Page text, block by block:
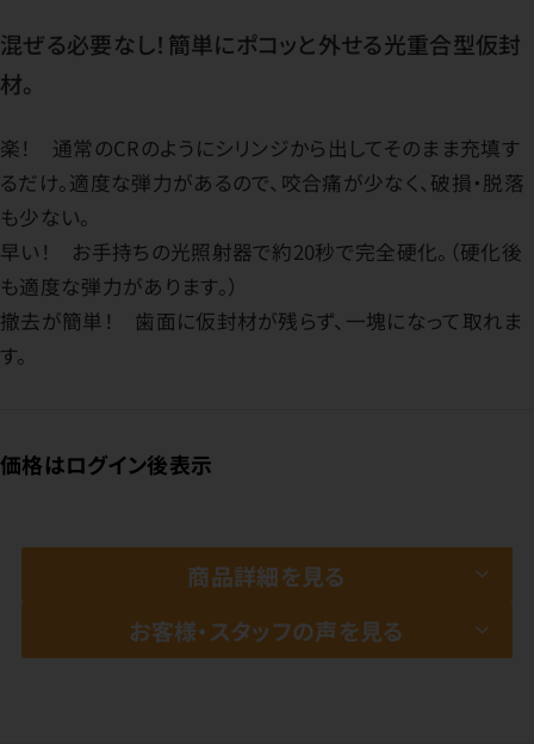
混ぜる必要なし！簡単にポコッと外せる光重合型仮封
材。
楽！ 通常のCRのようにシリンジから出してそのまま充填す
るだけ。適度な弾力があるので、咬合痛が少なく、破損・脱落
も少ない。
早い！ お手持ちの光照射器で約20秒で完全硬化。（硬化後
も適度な弾力があります。）
撤去が簡単！ 歯面に仮封材が残らず、一塊になって取れま
す。
価格はログイン後表示
商品詳細を見る
お客様・スタッフの声を見る